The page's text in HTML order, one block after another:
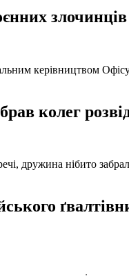
злочинців
керівництвом
колег
дружина нібито